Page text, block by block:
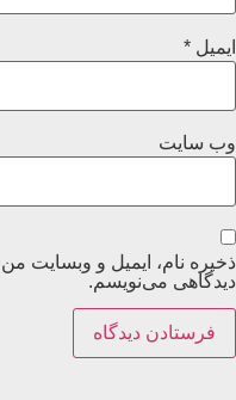
ایمیل *
وب‌ سایت
ذخیره نام، ایمیل و وبسایت
دیدگاهی می‌نویسم.